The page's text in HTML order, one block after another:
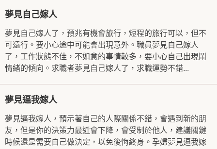
夢見自己嫁人
夢見自己嫁人了，預兆有機會旅行，短程的旅行可以，但不
可遠行。要小心途中可能會出現意外。職員夢見自己嫁人
了，工作狀態不佳，不如意的事情較多，要小心自己出現鬧
情緒的傾向。求職者夢見自己嫁人了，求職運勢不錯...
夢見逼我嫁人
夢見逼我嫁人，預示著自己的人際關係不錯，會遇到新的朋
友，但是你的決策力最近會下降，會受制於他人，建議關鍵
時候還是需要自己做決定，以免後悔終身。孕婦夢見逼我嫁